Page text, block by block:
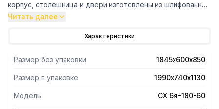
корпус, столешница и двери изготовлены из шлифованной
нержавеющей стали и обеспечивают механическую
продолжительный срок эксплуатации изделия
Читать далее
Характеристики
Размер без упаковки 1845х600х850
Размер в упаковке 1990х740х1130
Модель СХ 6я-180-60